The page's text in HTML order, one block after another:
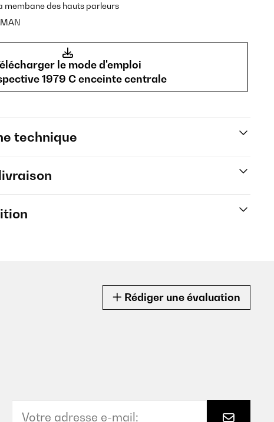
membane des hauts parleurs
le mode d'emploi
1979 C enceinte centrale
technique
Rédiger une évaluation